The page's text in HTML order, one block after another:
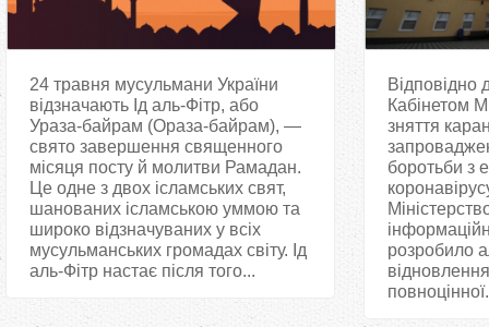
24 травня мусульмани України
відзначають Ід аль-Фітр, або
Ураза-байрам (Ораза-байрам), —
свято завершення священного
місяця посту й молитви Рамадан.
Це одне з двох ісламських свят,
шанованих ісламською уммою та
широко відзначуваних у всіх
мусульманських громадах світу. Ід
аль-Фітр настає після того...
Відповідно
Кабінетом
зняття
боротьби з
розробило